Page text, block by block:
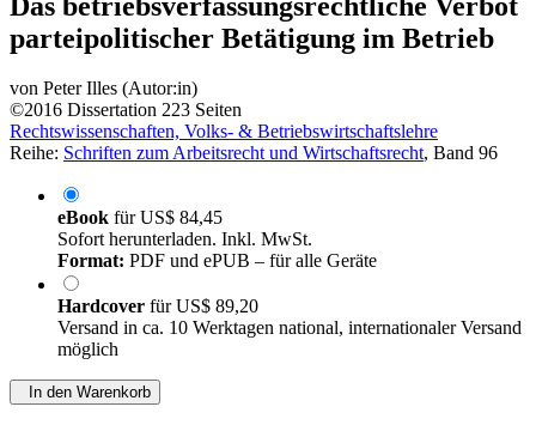
Das betriebsverfassungsrechtliche Verbot
parteipolitischer Betätigung im Betrieb
vonPeter Illes (Autor:in)
©2016 Dissertation 223 Seiten
Rechtswissenschaften, Volks- & Betriebswirtschaftslehre
eBookfürUS$ 84,45
Sofort herunterladen. Inkl. MwSt.
Format:
HardcoverfürUS$ 89,20
Versand in ca. 10 Werktagen national, internationaler Versand